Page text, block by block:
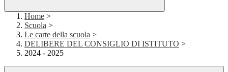
Home >
Scuola >
Le carte della scuola >
DELIBERE DEL CONSIGLIO DI ISTITUTO >
2024 - 2025